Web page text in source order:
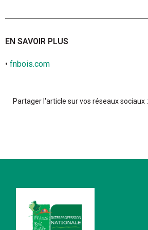
EN SAVOIR PLUS
• fnbois.com
Partager l'article sur vos réseaux sociaux :